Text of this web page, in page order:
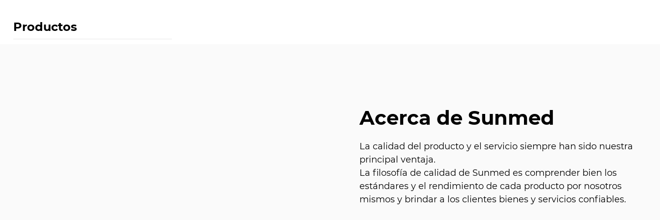
Productos
Acerca de Sunmed
La calidad del producto y el servicio siempre han sido nuestra
principal ventaja.
La filosofía de calidad de Sunmed es comprender bien los
estándares y el rendimiento de cada producto por nosotros
mismos y brindar a los clientes bienes y servicios confiables.